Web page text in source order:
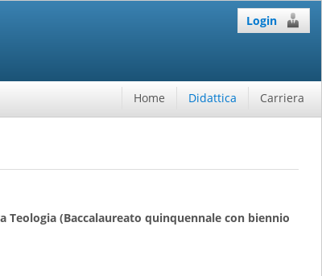
Login
Home Didattica Carriera
Teologia (Baccalaureato quinquennale con biennio